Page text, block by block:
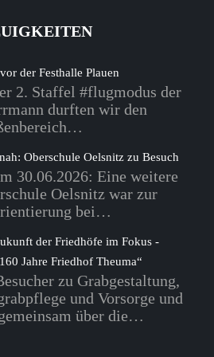
der Festhalle Plauen
2. Staffel #flugmodus der
durften wir den
Oberschule Oelsnitz zu Besuch
30.06.2026: Eine weitere
Oelsnitz war zur
bei…
der Friedhöfe im Fokus -
Jahre Friedhof Theuma“
zu Grabgestaltung,
und Vorsorge und
über die…